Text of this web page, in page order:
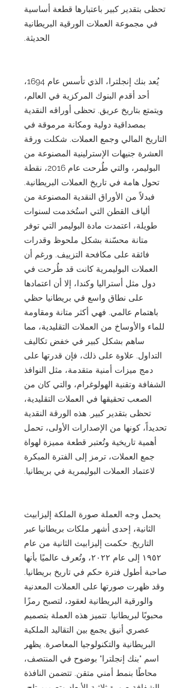
تحظى بتقدير كبير باعتبارها قطعة أساسية
في مجموعة العملات الورقية البريطانية
الحديثة.
يُعد بنك إنجلترا، الذي تأسس عام 1694،
أحد أقدم البنوك المركزية في العالم،
ويتمتع بتاريخ عريق. تحظى أوراقه النقدية
بمصداقية دولية ومكانة مرموقة في
التاريخ المالي وجمع العملات. شكلت ورقة
العشرة جنيهات الإسترلينية المصنوعة من
البوليمر، والتي طُرحت عام 2016، نقطة
تحول هامة في تاريخ العملات البريطانية.
فبدلاً من الأوراق النقدية المصنوعة من
ألياف القطن التي استُخدمت لسنوات
طويلة، اعتمدت مادة البوليمر التي توفر
متانة محسّنة بشكل ملحوظ وقدرات
فائقة على مكافحة التزييف. ورغم أن
العملات البوليمرية كانت قد طُرحت في
دول مثل أستراليا وكندا، إلا أن اعتمادها
على نطاق واسع في بريطانيا حظي
باهتمام عالمي. فهي أكثر متانة ومقاومة
للماء والأوساخ من العملات التقليدية، مما
ساهم بشكل كبير في خفض تكاليف
التداول. علاوة على ذلك، فإن قدرتها على
دمج ميزات أمنية متقدمة، مثل النوافذ
الشفافة وتقنية الهولوغرام، والتي كان من
الصعب تحقيقها في العملات التقليدية،
تحظى بتقدير كبير. هذه الورقة النقدية
تحديداً، كونها من الإصدارات الأولى، تحمل
أهمية تاريخية وتُعتبر قطعة مميزة لهواة
جمع العملات، ترمز إلى الفترة المبكرة
لاعتماد العملات البوليمرية في بريطانيا.
يحمل وجه العملة صورة الملكة إليزابيث
الثانية، إحدى أشهر ملكات بريطانيا عبر
التاريخ. حكمت إليزابيث الثانية من عام
١٩٥٢ إلى عام ٢٠٢٢، وتُعرف عالميًا بأنها
صاحبة أطول فترة حكم في تاريخ بريطانيا.
وقد ظهرت صورتها على العملات المعدنية
والورقية البريطانية لعقود، لتصبح رمزًا
محبوبًا لبريطانيا. تتميز هذه العملة بتصميم
عصري أنيق يجمع بين التقاليد الملكية
البريطانية والتكنولوجيا المعاصرة. يظهر
اسم "بنك إنجلترا" بوضوح في المنتصف،
محاطًا بنمط أمني متقن. تتضمن النافذة